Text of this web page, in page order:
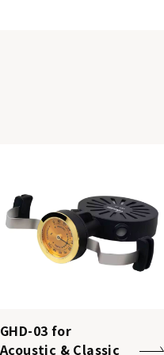
GHD-03 for
Acoustic & Classic